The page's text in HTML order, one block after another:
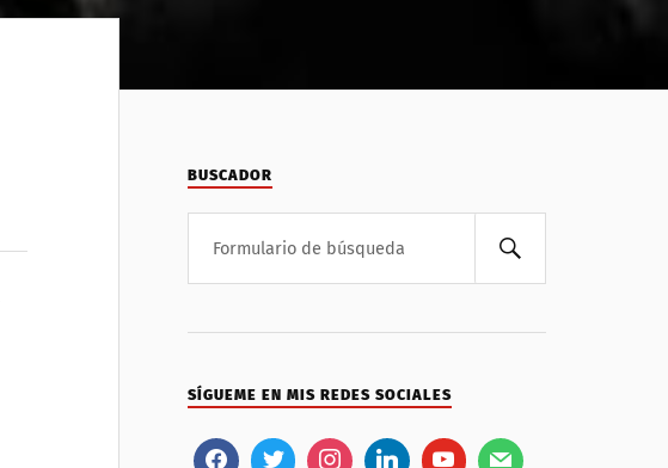
BUSCADOR
SÍGUEME EN MIS REDES SOCIALES